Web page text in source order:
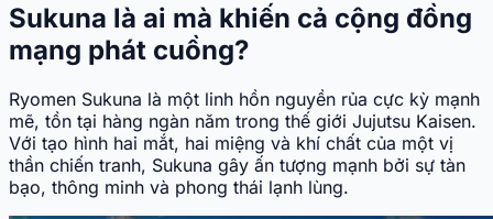
Sukuna là ai mà khiến cả cộng đồng
mạng phát cuồng?
Ryomen Sukuna là một linh hồn nguyền rủa cực kỳ mạnh
mẽ, tồn tại hàng ngàn năm trong thế giới Jujutsu Kaisen.
Với tạo hình hai mắt, hai miệng và khí chất của một vị
thần chiến tranh, Sukuna gây ấn tượng mạnh bởi sự tàn
bạo, thông minh và phong thái lạnh lùng.